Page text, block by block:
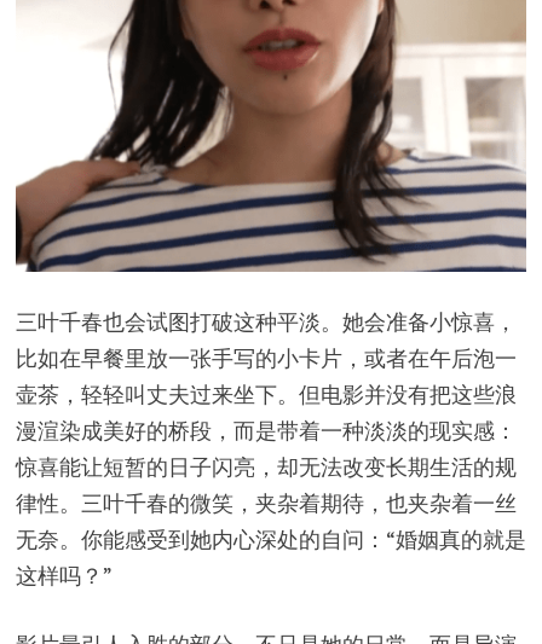
三叶千春也会试图打破这种平淡。她会准备小惊喜，
比如在早餐里放一张手写的小卡片，或者在午后泡一
壶茶，轻轻叫丈夫过来坐下。但电影并没有把这些浪
漫渲染成美好的桥段，而是带着一种淡淡的现实感：
惊喜能让短暂的日子闪亮，却无法改变长期生活的规
律性。三叶千春的微笑，夹杂着期待，也夹杂着一丝
无奈。你能感受到她内心深处的自问：“婚姻真的就是
这样吗？”